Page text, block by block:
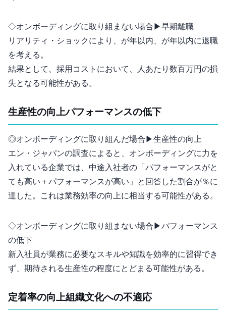
◇オンボーディングに取り組まない場合 ▶︎ 早期離職
リアリティ・ショックにより、30%が1年以内、52%が3年以内に退職
を考える。
結果として、採用コストにおいて、1人あたり数百万円の損
失となる可能性がある。
生産性の向上 vs パフォーマンスの低下
◎オンボーディングに取り組んだ場合 ▶︎ 生産性の向上
エン・ジャパンの調査によると、オンボーディングに力を
入れている企業では、中途入社者の「パフォーマンスがと
ても高い＋パフォーマンスが高い」と回答した割合が33％に
達した。これは業務効率の20-30%向上に相当する可能性がある。
◇オンボーディングに取り組まない場合 ▶︎ パフォーマンス
の低下
新入社員が業務に必要なスキルや知識を効率的に習得でき
ず、期待される生産性の60-70%程度にとどまる可能性がある。
定着率の向上 vs 組織文化への不適応